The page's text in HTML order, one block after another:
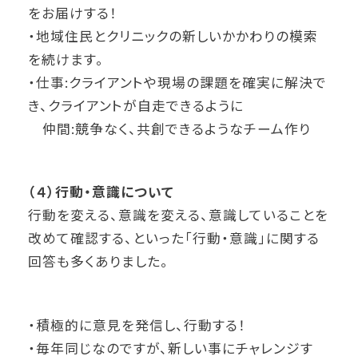
をお届けする！
・地域住民とクリニックの新しいかかわりの模索
を続けます。
・仕事:クライアントや現場の課題を確実に解決で
き、クライアントが自走できるように
仲間:競争なく、共創できるようなチーム作り
（４）行動・意識について
行動を変える、意識を変える、意識していることを
改めて確認する、といった「行動・意識」に関する
回答も多くありました。
・積極的に意見を発信し、行動する！
・毎年同じなのですが、新しい事にチャレンジす